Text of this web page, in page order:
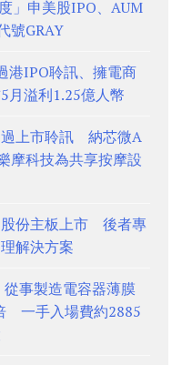
」申美股IPO、AUM
號GRAY
港IPO聆訊、擁電商
溢利1.25億人幣
上市聆訊 納芯微A
摩科技為共享按摩設
份主板上市 後者專
解決方案
從事製造電容器薄膜
一手入場費約2885